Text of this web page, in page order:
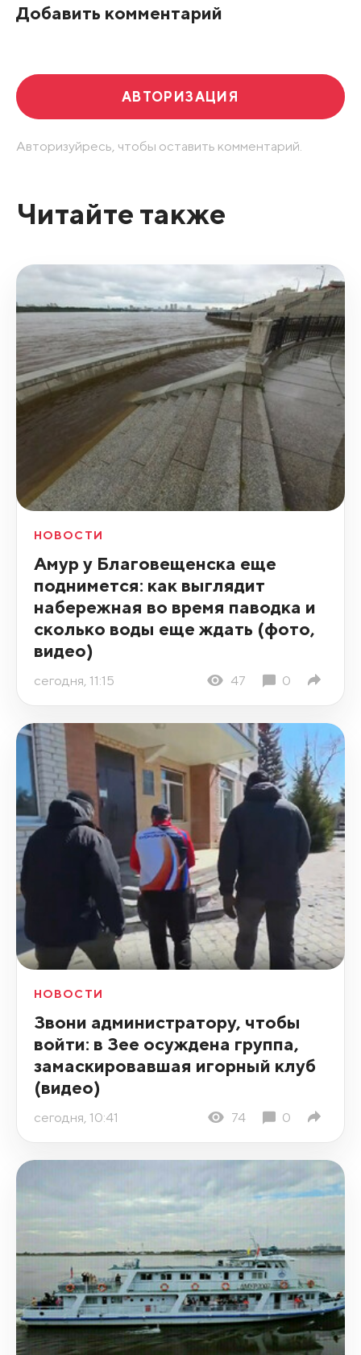
Добавить комментарий
АВТОРИЗАЦИЯ
Авторизуйресь, чтобы оставить комментарий.
Читайте также
НОВОСТИ
Амур у Благовещенска еще
поднимется: как выглядит
набережная во время паводка и
сколько воды еще ждать (фото,
видео)
сегодня, 11:15 47 0
НОВОСТИ
Звони администратору, чтобы
войти: в Зее осуждена группа,
замаскировавшая игорный клуб
(видео)
сегодня, 10:41 74 0